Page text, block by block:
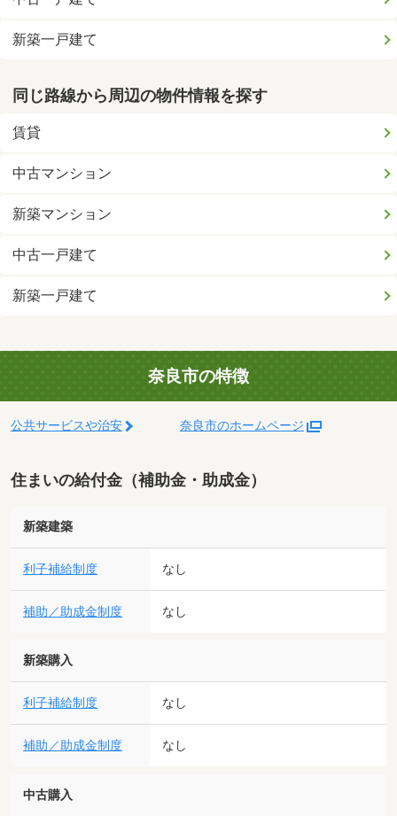
新築一戸建て
同じ路線から周辺の物件情報を探す
賃貸
中古マンション
新築マンション
中古一戸建て
新築一戸建て
奈良市の特徴
公共サービスや治安 奈良市のホームページ
住まいの給付金（補助金・助成金）
新築建築
利子補給制度 なし
補助／助成金制度 なし
新築購入
利子補給制度 なし
補助／助成金制度 なし
中古購入